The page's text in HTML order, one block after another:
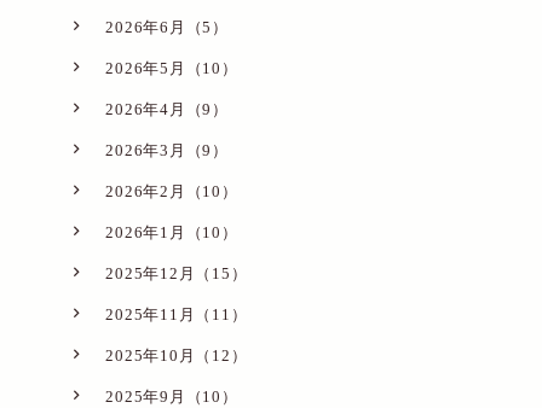
2026年6月（5）
2026年5月（10）
2026年4月（9）
2026年3月（9）
2026年2月（10）
2026年1月（10）
2025年12月（15）
2025年11月（11）
2025年10月（12）
2025年9月（10）